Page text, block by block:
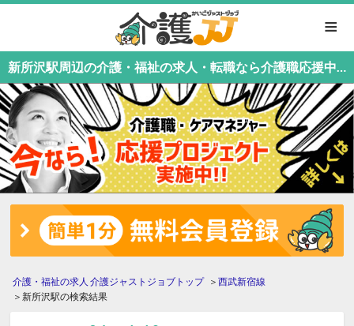
≡
新所沢駅周辺の介護・福祉の求人・転職なら介護職応援中！介護職専門の介護ジャストジョブ
介護・福祉の求人 介護ジャストジョブトップ
西武新宿線
新所沢駅の検索結果